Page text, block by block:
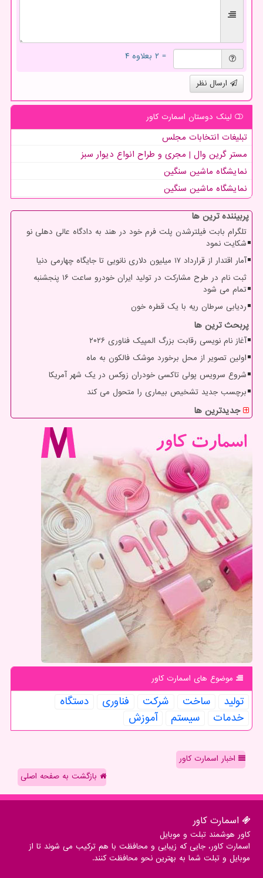
= ۲ بعلاوه ۴
ارسال نظر
لینک دوستان اسمارت كاور
تبلیغات انتخابات مجلس
مستر گرین وال | مجری و طراح انواع دیوار سبز
نمایشگاه ماشین سنگین
نمایشگاه ماشین سنگین
پربیننده ترین ها
تلگرام بابت فیلترشدن پلت فرم خود در هند به دادگاه عالی دهلی نو
شکایت نمود
آمار اقتدار از قرارداد ۱۷ میلیون دلاری نانویی تا جایگاه چهارمی دنیا
ثبت نام در طرح مشارکت در تولید ایران خودرو ساعت ۱۶ پنجشنبه
تمام می شود
ردیابی سرطان ریه با یک قطره خون
پربحث ترین ها
آغاز نام نویسی رقابت بزرگ المپیک فناوری ۲۰۲۶
اولین تصویر از محل برخورد موشک فالکون به ماه
شروع سرویس پولی تاکسی خودران زوکس در یک شهر آمریکا
برچسب جدید تشخیص بیماری را متحول می کند
جدیدترین ها
موضوع های اسمارت كاور
تولید ساخت شركت فناوری
دستگاه
خدمات
سیستم آموزش
اخبار اسمارت کاور
بازگشت به صفحه اصلی
اسمارت كاور
کاور هوشمند تبلت و موبایل
اسمارت کاور، جایی که زیبایی و محافظت با هم ترکیب می شوند تا از
موبایل و تبلت شما به بهترین نحو محافظت کنند.